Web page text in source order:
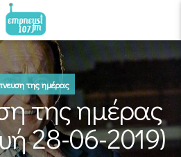
της ημέρας
της ημέρας
28-06-2019)